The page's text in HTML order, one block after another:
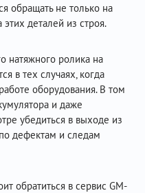
обращать не только на
деталей из строя.
натяжного ролика на
в тех случаях, когда
оборудования. В том
и даже
убедиться в выходе из
дефектам и следам
обратиться в сервис GM-